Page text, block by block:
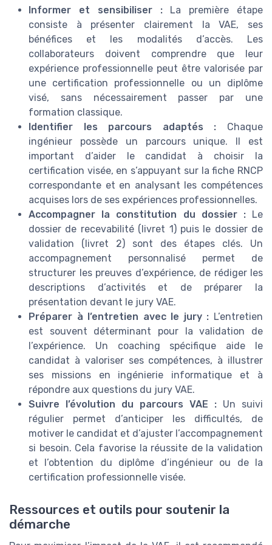
Informer et sensibiliser :La première étape
consiste à présenter clairement la VAE, ses
bénéfices et les modalités d’accès. Les
collaborateurs doivent comprendre que leur
expérience professionnelle peut être valorisée par
une certification professionnelle ou un diplôme
visé, sans nécessairement passer par une
formation classique.
Identifier les parcours adaptés : Chaque
ingénieur possède un parcours unique. Il est
important d’aider le candidat à choisir la
certification visée, en s’appuyant sur la fiche RNCP
correspondante et en analysant les compétences
acquises lors de ses expériences professionnelles.
Accompagner la constitution du dossier :Le
dossier de recevabilité (livret 1) puis le dossier de
validation (livret 2) sont des étapes clés. Un
accompagnement personnalisé permet de
structurer les preuves d’expérience, de rédiger les
descriptions d’activités et de préparer la
présentation devant le jury VAE.
Préparer à l’entretien avec le jury : L’entretien
est souvent déterminant pour la validation de
l’expérience. Un coaching spécifique aide le
candidat à valoriser ses compétences, à illustrer
ses missions en ingénierie informatique et à
répondre aux questions du jury VAE.
Suivre l’évolution du parcours VAE : Un suivi
régulier permet d’anticiper les difficultés, de
motiver le candidat et d’ajuster l’accompagnement
si besoin. Cela favorise la réussite de la validation
et l’obtention du diplôme d’ingénieur ou de la
certification professionnelle visée.
Ressources et outils pour soutenir la
démarche